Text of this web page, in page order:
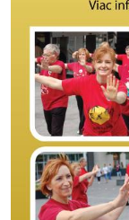
mestské
časti
kauzy
konania
stavebné